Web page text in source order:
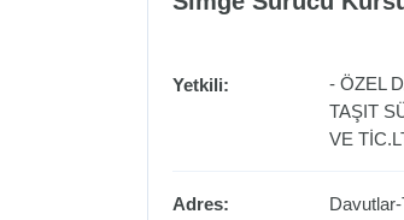
Yetkili:
- ÖZEL
TAŞIT
VE
Adres: